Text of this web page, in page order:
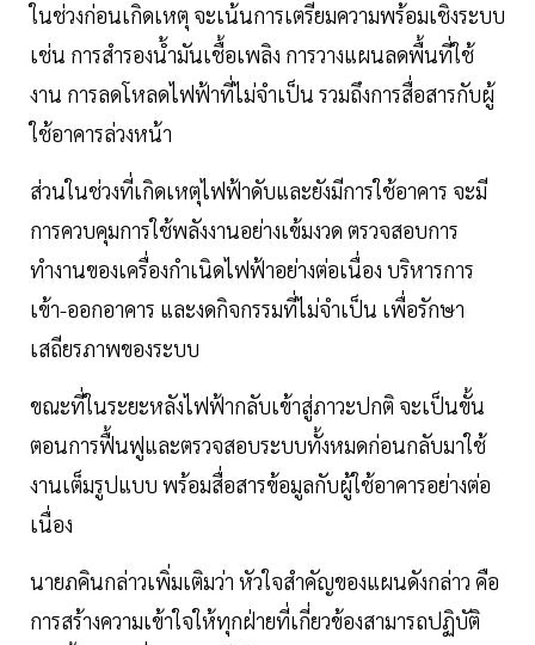
ในช่วงก่อนเกิดเหตุ จะเน้นการเตรียมความพร้อมเชิงระบบ
เช่น การสำรองน้ำมันเชื้อเพลิง การวางแผนลดพื้นที่ใช้
งาน การลดโหลดไฟฟ้าที่ไม่จำเป็น รวมถึงการสื่อสารกับผู้
ใช้อาคารล่วงหน้า
ส่วนในช่วงที่เกิดเหตุไฟฟ้าดับและยังมีการใช้อาคาร จะมี
การควบคุมการใช้พลังงานอย่างเข้มงวด ตรวจสอบการ
ทำงานของเครื่องกำเนิดไฟฟ้าอย่างต่อเนื่อง บริหารการ
เข้า-ออกอาคาร และงดกิจกรรมที่ไม่จำเป็น เพื่อรักษา
เสถียรภาพของระบบ
ขณะที่ในระยะหลังไฟฟ้ากลับเข้าสู่ภาวะปกติ จะเป็นขั้น
ตอนการฟื้นฟูและตรวจสอบระบบทั้งหมดก่อนกลับมาใช้
งานเต็มรูปแบบ พร้อมสื่อสารข้อมูลกับผู้ใช้อาคารอย่างต่อ
เนื่อง
นายภคินกล่าวเพิ่มเติมว่า หัวใจสำคัญของแผนดังกล่าว คือ
การสร้างความเข้าใจให้ทุกฝ่ายที่เกี่ยวข้องสามารถปฏิบัติ